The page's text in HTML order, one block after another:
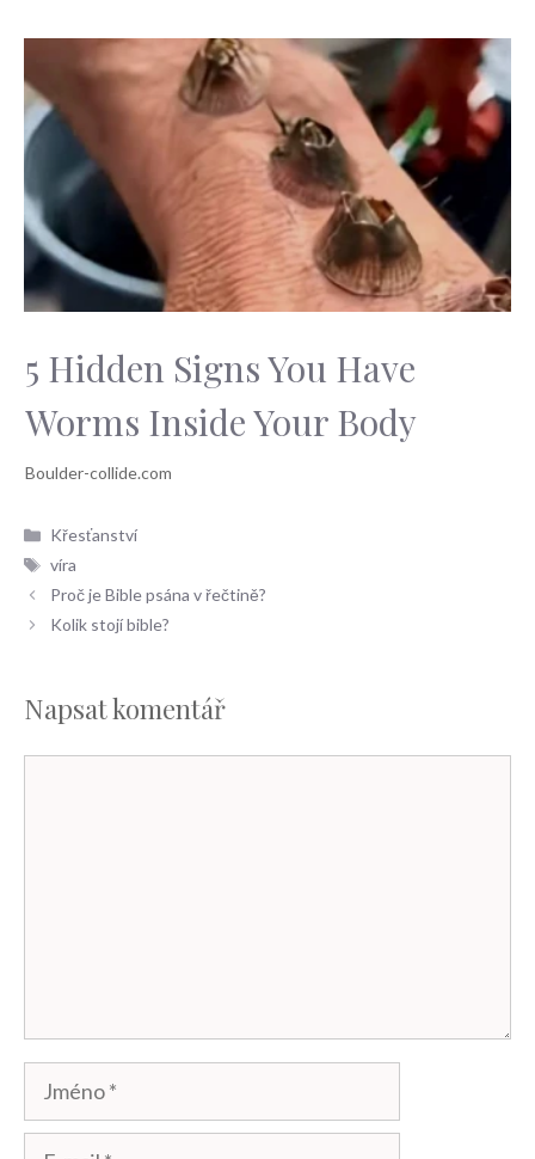
5 Hidden Signs You Have
Worms Inside Your Body
Rubriky
Křesťanství
Štítky
víra
Proč je Bible psána v řečtině?
Kolik stojí bible?
Napsat komentář
Jméno